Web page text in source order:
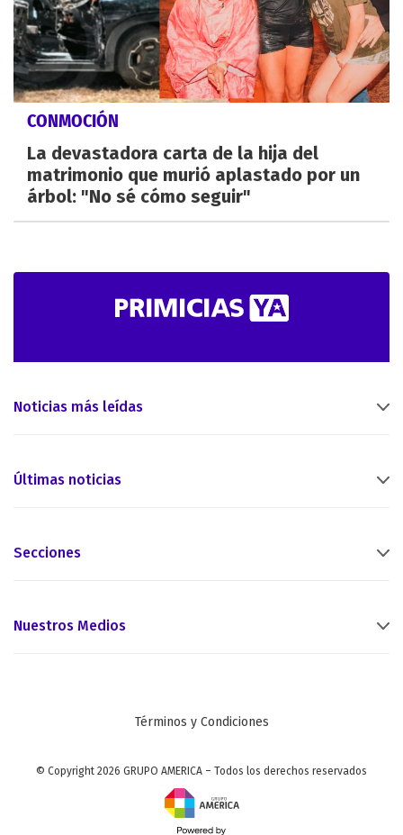
CONMOCIÓN
La devastadora carta de la hija del
matrimonio que murió aplastado por un
árbol: "No sé cómo seguir"
Noticias más leídas
Últimas noticias
Secciones
Nuestros Medios
Términos y Condiciones
© Copyright 2026 GRUPO AMERICA – Todos los derechos reservados